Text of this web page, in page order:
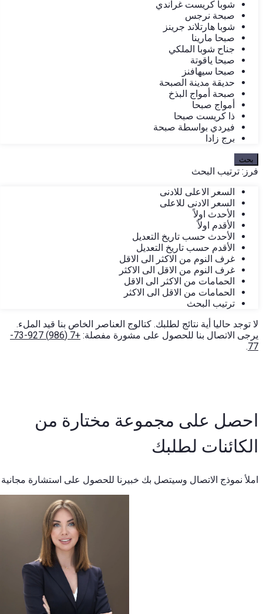
شوبا كريست غراندي
صبحة نرجس
شوبا هارتلاند جرينز
صبحا مارينا
جناح شوبا الملكي
صبحا ياقوتة
صبحا سيهافنز
حديقة مدينة الصبحة
صبحة أمواج البذخ
أمواج صبحا
ذا كريست صبحا
فيردي بواسطة صبحة
برج زادا
بحث
فرز: ترتيب البحث
السعر الاعلى للادنى
السعر الادنى للاعلى
الأحدث اولاً
الأقدم اولاً
الأحدث حسب تاريخ التعديل
الأقدم حسب تاريخ التعديل
غرف النوم من الاكثر الى الاقل
غرف النوم من الاقل الى الاكثر
الحمامات من الاكثر الى الاقل
الحمامات من الاقل الى الاكثر
ترتيب البحث
لا توجد حاليا أية نتائج لطلبك. كتالوج العناصر الخاص بنا قيد الملء.
يرجى الاتصال بنا للحصول على مشورة مفصلة:
+7 (986) 927-73-
77
.
احصل على مجموعة مختارة من
الكائنات لطلبك
املأ نموذج الاتصال وسيتصل بك خبيرنا للحصول على استشارة مجانية